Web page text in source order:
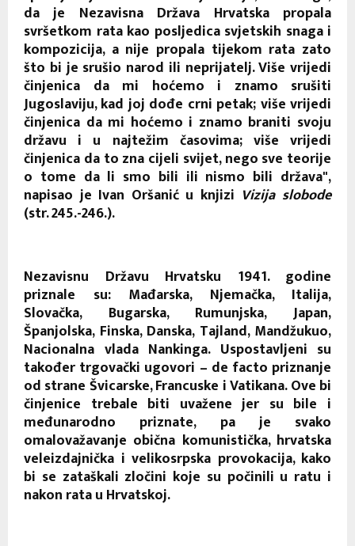
da je Nezavisna Država Hrvatska propala
svršetkom rata kao posljedica svjetskih snaga i
kompozicija, a nije propala tijekom rata zato
što bi je srušio narod ili neprijatelj. Više vrijedi
činjenica da mi hoćemo i znamo srušiti
Jugoslaviju, kad joj dođe crni petak; više vrijedi
činjenica da mi hoćemo i znamo braniti svoju
državu i u najtežim časovima; više vrijedi
činjenica da to zna cijeli svijet, nego sve teorije
o tome da li smo bili ili nismo bili država",
napisao je Ivan Oršanić u knjizi Vizija slobode
(str. 245.-246.).
Nezavisnu Državu Hrvatsku 1941. godine
priznale su: Mađarska, Njemačka, Italija,
Slovačka, Bugarska, Rumunjska, Japan,
Španjolska, Finska, Danska, Tajland, Mandžukuo,
Nacionalna vlada Nankinga. Uspostavljeni su
također trgovački ugovori – de facto priznanje
od strane Švicarske, Francuske i Vatikana. Ove bi
činjenice trebale biti uvažene jer su bile i
međunarodno priznate, pa je svako
omalovažavanje obična komunistička, hrvatska
veleizdajnička i velikosrpska provokacija, kako
bi se zataškali zločini koje su počinili u ratu i
nakon rata u Hrvatskoj.